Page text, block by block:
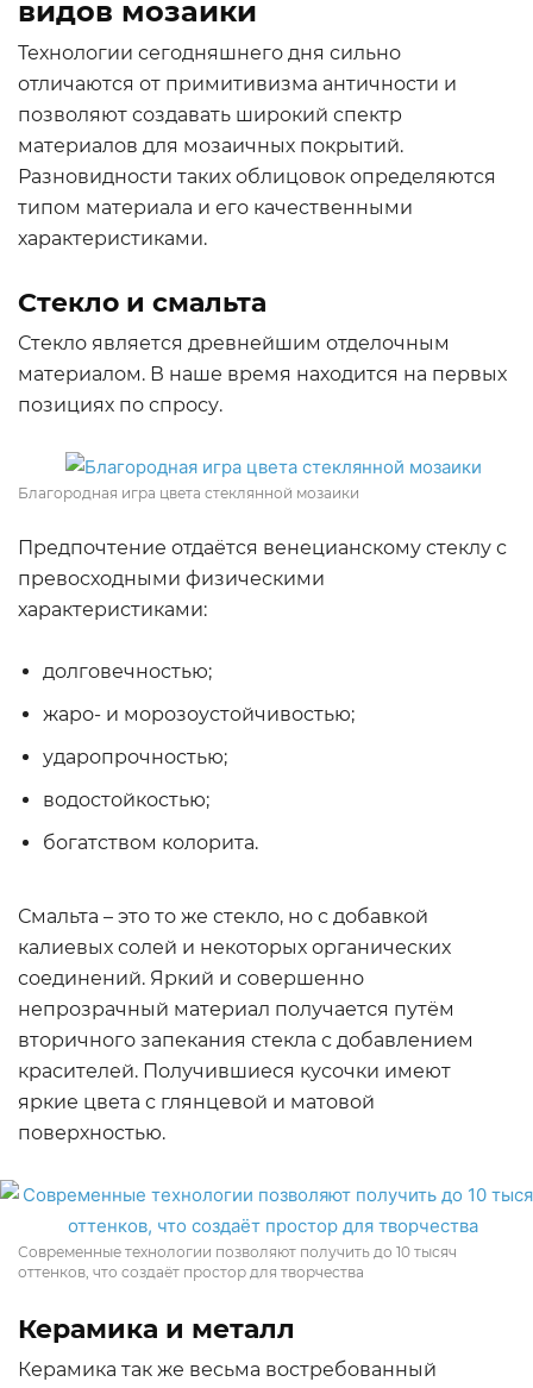
видов мозаики
Технологии сегодняшнего дня сильно
отличаются от примитивизма античности и
позволяют создавать широкий спектр
материалов для мозаичных покрытий.
Разновидности таких облицовок определяются
типом материала и его качественными
характеристиками.
Стекло и смальта
Стекло является древнейшим отделочным
материалом. В наше время находится на первых
позициях по спросу.
Благородная игра цвета стеклянной мозаики
Предпочтение отдаётся венецианскому стеклу с
превосходными физическими
характеристиками:
долговечностью;
жаро- и морозоустойчивостью;
ударопрочностью;
водостойкостью;
богатством колорита.
Смальта – это то же стекло, но с добавкой
калиевых солей и некоторых органических
соединений. Яркий и совершенно
непрозрачный материал получается путём
вторичного запекания стекла с добавлением
красителей. Получившиеся кусочки имеют
яркие цвета с глянцевой и матовой
поверхностью.
Современные технологии позволяют получить до 10 тысяч
оттенков, что создаёт простор для творчества
Керамика и металл
Керамика так же весьма востребованный